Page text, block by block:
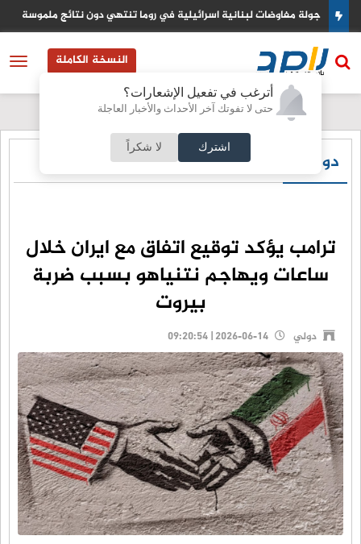
أترغب في تفعيل الإشعارات؟
حتى لا تفوتك آخر الأحداث والأخبار العاجلة
اشترك لا شكراً
جولة مفاوضات لبنانية اسرائيلية في روما تنتهي دون نتائج ملموسة
النسخة الكاملة
دولي
ترامب يؤكد توقيع اتفاق مع ايران خلال
ساعات ويهاجم نتنياهو بسبب ضربة
بيروت
دولي